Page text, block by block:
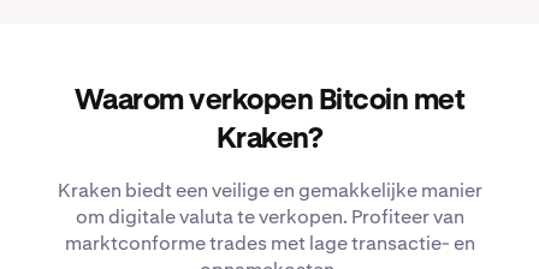
Waarom verkopen Bitcoin met
Kraken?
Kraken biedt een veilige en gemakkelijke manier
om digitale valuta te verkopen. Profiteer van
marktconforme trades met lage transactie- en